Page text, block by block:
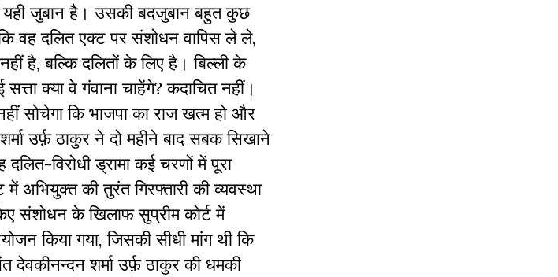
जुबान है। उसकी बदजुबान बहुत कुछ
वह दलित एक्ट पर संशोधन वापिस ले ले,
है, बल्कि दलितों के लिए है। बिल्ली के
क्या वे गंवाना चाहेंगे? कदाचित नहीं।
सोचेगा कि भाजपा का राज खत्म हो और
उर्फ़ ठाकुर ने दो महीने बाद सबक सिखाने
विरोधी ड्रामा कई चरणों में पूरा
अभियुक्त की तुरंत गिरफ्तारी की व्यवस्था
संशोधन के खिलाफ सुप्रीम कोर्ट में
किया गया, जिसकी सीधी मांग थी कि
देवकीनन्दन शर्मा उर्फ़ ठाकुर की धमकी